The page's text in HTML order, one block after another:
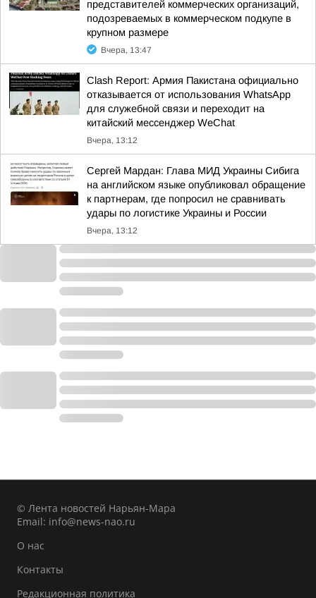
представителей коммерческих организаций,
подозреваемых в коммерческом подкупе в
крупном размере
Вчера, 13:47
Clash Report: Армия Пакистана официально
отказывается от использования WhatsApp
для служебной связи и переходит на
китайский мессенджер WeChat
Вчера, 13:12
Сергей Мардан: Глава МИД Украины Сибига
на английском языке опубликовал обращение
к партнерам, где попросил не сравнивать
удары по логистике Украины и России
Вчера, 13:12
© Лента новостей Нарьян-Мара
Email: info@news-nao.ru
О нас
Контакты
Редакционная политика